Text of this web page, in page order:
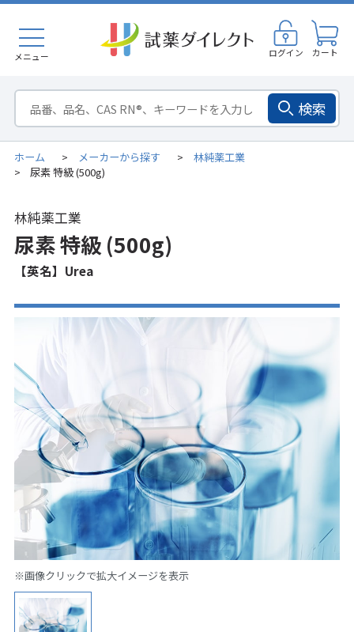
メニュー ログイン カート
検索
ホーム > メーカーから探す > 林純薬工業
> 尿素 特級 (500g)
林純薬工業
尿素 特級 (500g)
【英名】Urea
※画像クリックで拡大イメージを表示